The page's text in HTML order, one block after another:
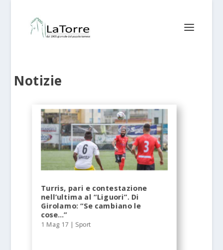
Notizie
Turris, pari e contestazione
nell’ultima al “Liguori”. Di
Girolamo: “Se cambiano le
cose…”
1 Mag 17 | Sport